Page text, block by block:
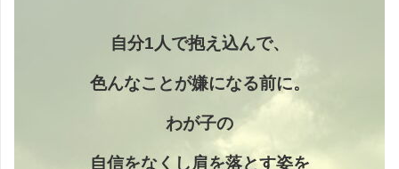
自分1人で抱え込んで、
色んなことが嫌になる前に。
わが子の
自信をなくし肩を落とす姿を